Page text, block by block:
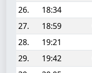
26.
18:34
27.
18:59
28.
19:21
29.
19:42